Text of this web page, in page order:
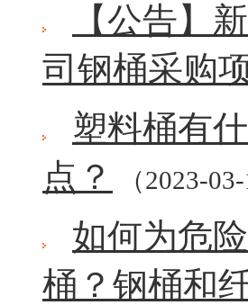
【公告】
司钢桶采购
塑料桶有
点？
（2023-
如何为危
桶？钢桶和